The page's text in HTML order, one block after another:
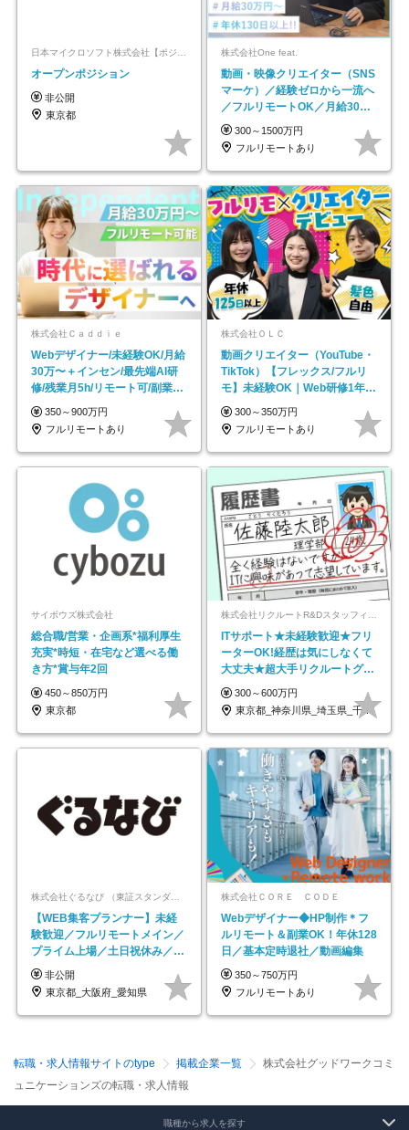
オープンポジション
非公開
東京都
株式会社One feat.
動画・映像クリエイター（SNS
マーケ）／経験ゼロから一流へ
／フルリモートOK／月給30万
円～／年休130日以上
300～1500万円
フルリモートあり
株式会社Ｃａｄｄｉｅ
Webデザイナー/未経験OK/月給
30万〜＋インセン/最先端AI研
修/残業月5h/リモート可/副業
OK
350～900万円
フルリモートあり
株式会社ＯＬＣ
動画クリエイター（YouTube・
TikTok）【フレックス/フルリ
モ】未経験OK｜Web研修1年間
｜副業OK
300～350万円
フルリモートあり
サイボウズ株式会社
総合職/営業・企画系*福利厚生
充実*時短・在宅など選べる働
き方*賞与年2回
450～850万円
東京都
株式会社リクルートR&Dスタッフィング【リクルートグループ】
ITサポート★未経験歓迎★フリ
ーターOK!経歴は気にしなくて
大丈夫★超大手リクルートグル
ープの正社員/sg
300～600万円
東京都_神奈川県_埼玉県_千葉県_大阪府…
株式会社ぐるなび （東証スタンダード上場）
【WEB集客プランナー】未経
験歓迎／フルリモートメイン／
プライム上場／土日祝休み／東
京・大阪・名古屋
非公開
東京都_大阪府_愛知県
株式会社ＣＯＲＥ ＣＯＤＥ
Webデザイナー◆HP制作＊フ
ルリモート＆副業OK！年休128
日／基本定時退社／動画編集
350～750万円
フルリモートあり
転職・求人情報サイトのtype 掲載企業一覧
株式会社グッドワークコミ
ュニケーションズの転職・求人情報
職種から求人を探す